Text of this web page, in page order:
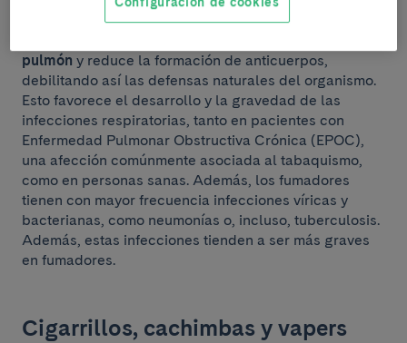
pulmón y reduce la formación de anticuerpos,
debilitando así las defensas naturales del organismo.
Esto favorece el desarrollo y la gravedad de las
infecciones respiratorias, tanto en pacientes con
Enfermedad Pulmonar Obstructiva Crónica (EPOC),
una afección comúnmente asociada al tabaquismo,
como en personas sanas. Además, los fumadores
tienen con mayor frecuencia infecciones víricas y
bacterianas, como neumonías o, incluso, tuberculosis.
Además, estas infecciones tienden a ser más graves
en fumadores.
Cigarrillos, cachimbas y vapers